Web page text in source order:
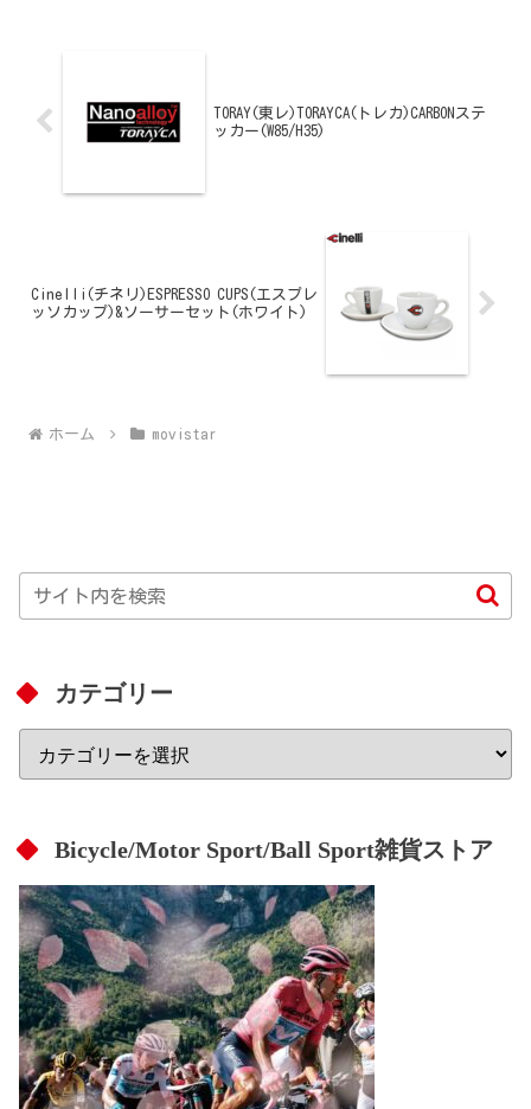
TORAY(東レ)TORAYCA(トレカ)CARBONステ
ッカー(W85/H35)
Cinelli(チネリ)ESPRESSO CUPS(エスプレ
ッソカップ)&ソーサーセット(ホワイト)
ホーム movistar
カテゴリー
Bicycle/Motor Sport/Ball Sport雑貨ストア